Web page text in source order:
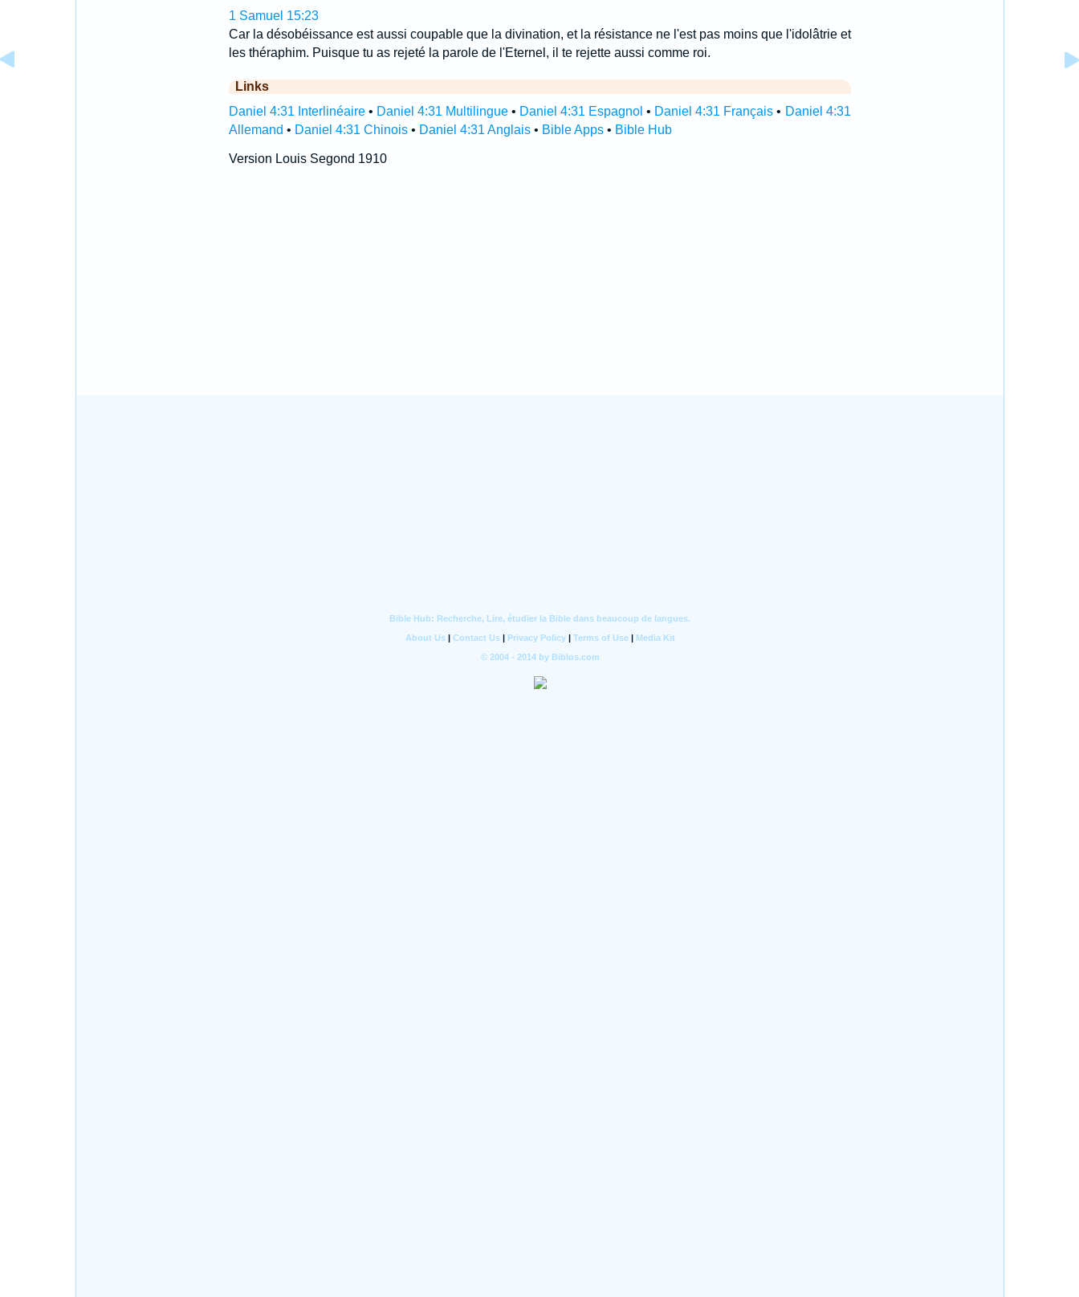
1 Samuel 15:23
Car la désobéissance est aussi coupable que la divination, et la résistance ne l'est pas moins que l'idolâtrie et
les théraphim. Puisque tu as rejeté la parole de l'Eternel, il te rejette aussi comme roi.
Links
Daniel 4:31 Interlinéaire• Daniel 4:31 Multilingue• Daniel 4:31 Espagnol • Daniel 4:31 Français • Daniel 4:31
Allemand • Daniel 4:31 Chinois• Daniel 4:31 Anglais• Bible Apps• Bible Hub
Version Louis Segond 1910